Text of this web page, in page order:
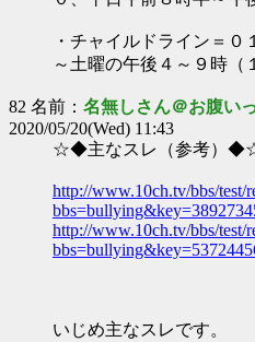
・チャイルドライン＝０
～土曜の午後４～９時（
82 名前： 名無しさん＠お腹い
2020/05/20(Wed) 11:43
☆◆主なスレ（参考）
http://www.10ch.tv/bbs/test/
http://www.10ch.tv/bbs/test/
いじめ主なスレです。